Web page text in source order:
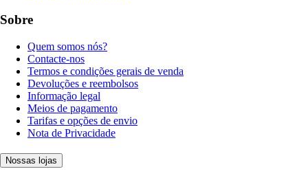
Sobre
Quem somos nós?
Contacte-nos
Termos e condições gerais de venda
Devoluções e reembolsos
Informação legal
Meios de pagamento
Tarifas e opções de envio
Nota de Privacidade
Nossas lojas